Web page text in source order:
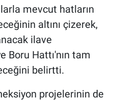
mevcut hatların
altını çizerek,
ilave
Boru Hattı'nın tam
belirtti.
projelerinin de